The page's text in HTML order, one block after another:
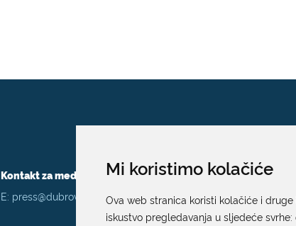
Mi koristimo kolačiće
Ova web stranica koristi kolačiće i
iskustvo pregledavanja u sljedeće svrhe:
Kontakt za medije / Press contact
E: press@dubrovnik.hr
Pisarnica
Ured
Grada